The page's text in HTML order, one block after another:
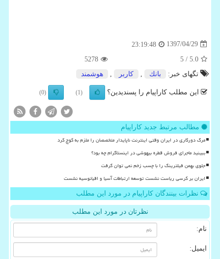
1397/04/29
23:19:48
5.0
/ 5
5278
تگهای خبر:
بانك كاربر هوشمند
این مطلب کاراپیام را پسندیدین؟ (1)
(0)
مطالب مرتبط جدید کاراپیام
مرگ دورکاری در ایران وقتی اینترنت ناپایدار متخصصان را ملزم به کوچ کرد
ببینید ماجرای فروش قطره بیهوشی در اینستاگرام چه بود؟
جلوی بهمن فیلترینگ را با چسب زخم نمی توان گرفت
ایران بر کرسی ریاست نشست توسعه ارتباطات آسیا و اقیانوسیه نشست
نظرات بینندگان کاراپیام در مورد این مطلب
نظرتان در مورد این مطلب
نام:
ایمیل: